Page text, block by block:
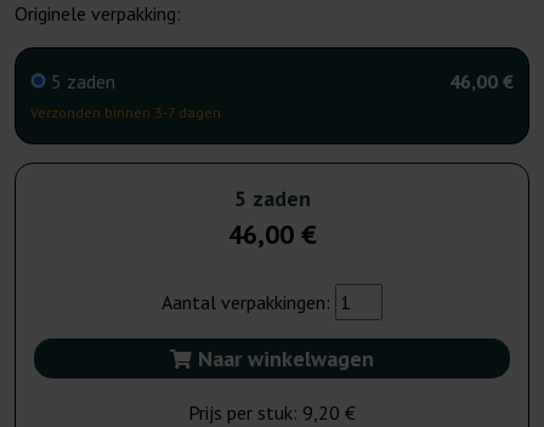
Originele verpakking:
5 zaden
Verzonden binnen 3-7 dagen
46,00 €
5 zaden
46,00 €
Aantal verpakkingen:
Naar winkelwagen
Prijs per stuk: 9,20 €